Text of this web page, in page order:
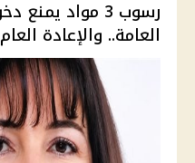
رسوب 3 مواد
العامة.. والإعادة